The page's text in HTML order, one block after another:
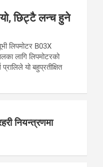
छिट्टै लन्च हुने
लिपमोटर B03X
लागि लिपमोटरको
यो बहुप्रतीक्षित
नियन्त्रणमा